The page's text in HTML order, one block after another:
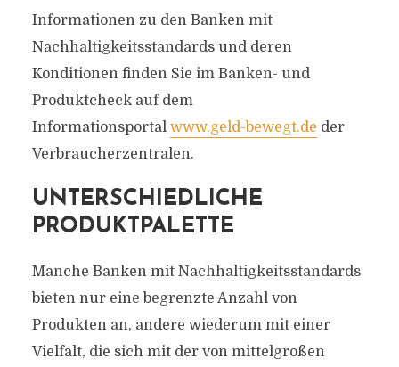
Informationen zu den Banken mit
Nachhaltigkeitsstandards und deren
Konditionen finden Sie im Banken- und
Produktcheck auf dem
Informationsportal www.geld-bewegt.de der
Verbraucherzentralen.
UNTERSCHIEDLICHE
PRODUKTPALETTE
Manche Banken mit Nachhaltigkeitsstandards
bieten nur eine begrenzte Anzahl von
Produkten an, andere wiederum mit einer
Vielfalt, die sich mit der von mittelgroßen